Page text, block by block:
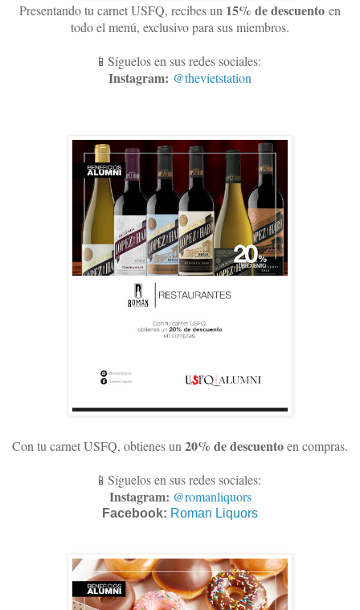
Presentando tu carnet USFQ, recibes un 15% de descuento en
todo el menú, exclusivo para sus miembros.
📱Síguelos en sus redes sociales:
Instagram: @thevietstation
Con tu carnet USFQ, obtienes un20% de descuentoen compras.
📱Síguelos en sus redes sociales:
Instagram: @romanliquors
Facebook: Roman Liquors